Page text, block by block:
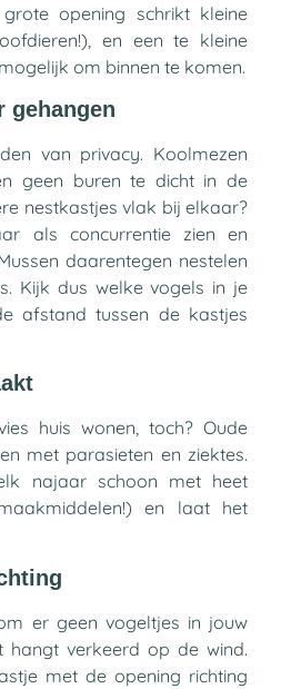
opening schrikt kleine
en een te kleine
om binnen te komen.
gehangen
van privacy. Koolmezen
geen buren te dicht in de
nestkastjes vlak bij elkaar?
als concurrentie zien en
daarentegen nestelen
Kijk dus welke vogels in je
afstand tussen de kastjes
huis wonen, toch? Oude
met parasieten en ziektes.
najaar schoon met heet
en laat het
er geen vogeltjes in jouw
hangt verkeerd op de wind.
met de opening richting